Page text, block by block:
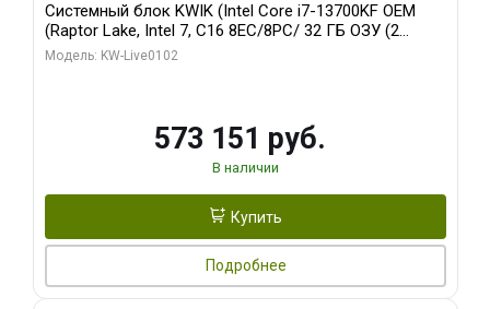
Системный блок KWIK (Intel Core i7-13700KF OEM
(Raptor Lake, Intel 7, C16 8EC/8PC/ 32 ГБ ОЗУ (2
модуля)/ Afox RTX4090 24GB GDDR6X 384-Bit 3xDP
Модель: KW-Live0102
573 151 руб.
В наличии
Купить
Подробнее